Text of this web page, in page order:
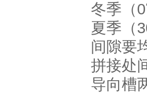
冬季（
夏季（
间隙要
拼接处
导向槽